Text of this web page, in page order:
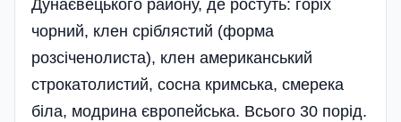
Дунаєвецького району, де ростуть: горіх
чорний, клен сріблястий (форма
розсіченолиста), клен американський
строкатолистий, сосна кримська, смерека
біла, модрина європейська. Всього 30 порід.